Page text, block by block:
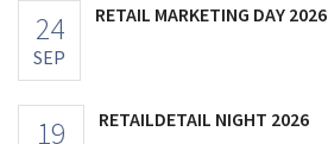
24
SEP
RETAIL MARKETING DAY 2026
19 RETAILDETAIL NIGHT 2026